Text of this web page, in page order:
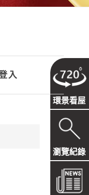
入
環景看屋
瀏覽紀錄